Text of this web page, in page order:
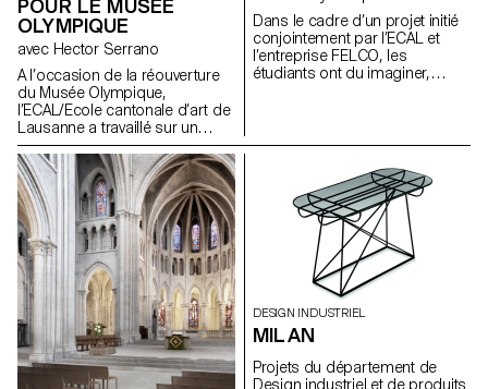
POUR LE MUSÉE
OLYMPIQUE
avec Hector Serrano
A l’occasion de la réouverture
du Musée Olympique,
l’ECAL/Ecole cantonale d’art de
Lausanne a travaillé sur un
concept d’objets-souvenirs
réalisés pour la boutique du
musée par des étudiants du
Bachelor en Design Industriel
suite à un workshop avec
Hector Serrano, designer
espagnol basé à Valence. Deux
de ces projets devraient être
disponibles prochainement à la
vente dans la boutique du
Musée. Le but de cette
collaboration est de créer une
collection de souvenirs qui
reflètent l'esprit de l'Olympisme
Dans le cadre d’un projet initié
conjointement par l’ECAL et
l’entreprise FELCO, les
étudiants ont du imaginer,
plus simplement à en soutenir
suivit par le designer Rémy
Jacquet.
DESIGN INDUSTRIEL
MILAN
Projets du département de
Design industriel et de produits